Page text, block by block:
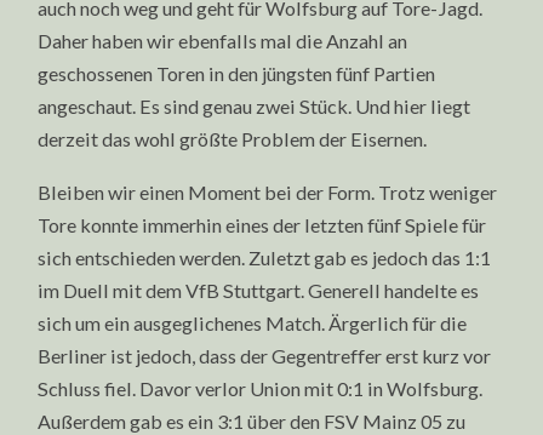
auch noch weg und geht für Wolfsburg auf Tore-Jagd.
Daher haben wir ebenfalls mal die Anzahl an
geschossenen Toren in den jüngsten fünf Partien
angeschaut. Es sind genau zwei Stück. Und hier liegt
derzeit das wohl größte Problem der Eisernen.
Bleiben wir einen Moment bei der Form. Trotz weniger
Tore konnte immerhin eines der letzten fünf Spiele für
sich entschieden werden. Zuletzt gab es jedoch das 1:1
im Duell mit dem VfB Stuttgart. Generell handelte es
sich um ein ausgeglichenes Match. Ärgerlich für die
Berliner ist jedoch, dass der Gegentreffer erst kurz vor
Schluss fiel. Davor verlor Union mit 0:1 in Wolfsburg.
Außerdem gab es ein 3:1 über den FSV Mainz 05 zu